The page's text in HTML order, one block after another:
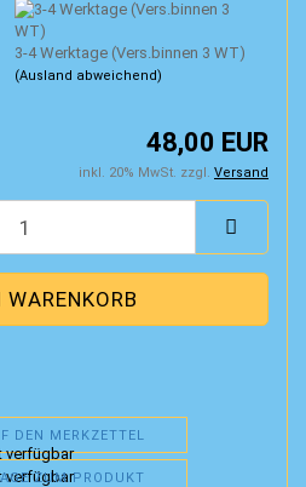
3-4 Werktage (Vers.binnen 3 WT)
(Ausland abweichend)
48,00 EUR
inkl. 20% MwSt. zzgl. Versand
DEN MERKZETTEL
ZUM PRODUKT